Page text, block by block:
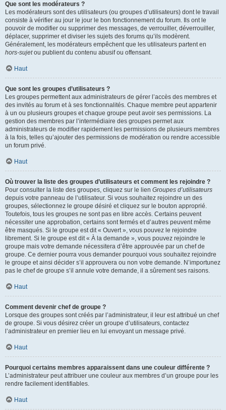
Que sont les modérateurs ?
Les modérateurs sont des utilisateurs (ou groupes d’utilisateurs) dont le travail
consiste à vérifier au jour le jour le bon fonctionnement du forum. Ils ont le
pouvoir de modifier ou supprimer des messages, de verrouiller, déverrouiller,
déplacer, supprimer et diviser les sujets des forums qu’ils modèrent.
Généralement, les modérateurs empêchent que les utilisateurs partent en
hors-sujetou publient du contenu abusif ou offensant.
Haut
Que sont les groupes d’utilisateurs ?
Les groupes permettent aux administrateurs de gérer l’accès des membres et
des invités au forum et à ses fonctionnalités. Chaque membre peut appartenir
à un ou plusieurs groupes et chaque groupe peut avoir ses permissions. La
gestion des membres par l’intermédiaire des groupes permet aux
administrateurs de modifier rapidement les permissions de plusieurs membres
à la fois, telles qu’ajouter des permissions de modération ou rendre accessible
un forum privé.
Haut
Où trouver la liste des groupes d’utilisateurs et comment les rejoindre ?
Pour consulter la liste des groupes, cliquez sur le lien Groupes d’utilisateurs
depuis votre panneau de l’utilisateur. Si vous souhaitez rejoindre un des
groupes, sélectionnez le groupe désiré et cliquez sur le bouton approprié.
Toutefois, tous les groupes ne sont pas en libre accès. Certains peuvent
nécessiter une approbation, certains sont fermés et d’autres peuvent même
être masqués. Si le groupe est dit « Ouvert », vous pouvez le rejoindre
librement. Si le groupe est dit « À la demande », vous pouvez rejoindre le
groupe mais votre demande nécessitera d’être approuvée par un chef de
groupe. Ce dernier pourra vous demander pourquoi vous souhaitez rejoindre
le groupe et ainsi décider s’il approuvera ou non votre demande. N’importunez
pas le chef de groupe s’il annule votre demande, il a sûrement ses raisons.
Haut
Comment devenir chef de groupe ?
Lorsque des groupes sont créés par l’administrateur, il leur est attribué un chef
de groupe. Si vous désirez créer un groupe d’utilisateurs, contactez
l’administrateur en premier lieu en lui envoyant un message privé.
Haut
Pourquoi certains membres apparaissent dans une couleur différente ?
L’administrateur peut attribuer une couleur aux membres d’un groupe pour les
rendre facilement identifiables.
Haut